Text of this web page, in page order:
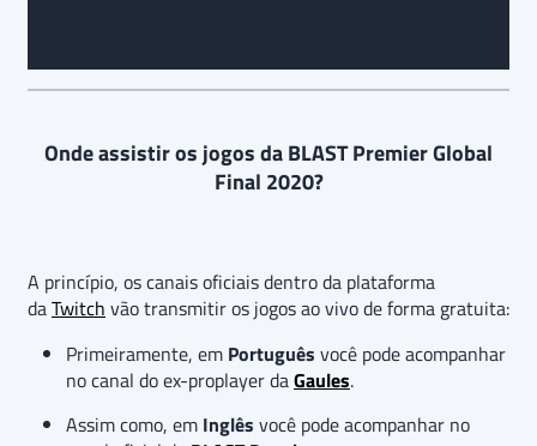
Onde assistir os jogos da BLAST Premier Global
Final 2020?
A princípio, os canais oficiais dentro da plataforma
daTwitch vão transmitir os jogos ao vivo de forma gratuita:
Primeiramente, em Português você pode acompanhar
no canal do ex-proplayer daGaules.
Assim como, em Inglês você pode acompanhar no